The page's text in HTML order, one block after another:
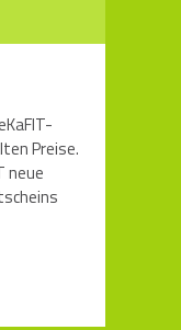
Preise.
neue